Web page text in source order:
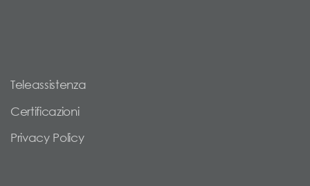
Teleassistenza
Certificazioni
Privacy Policy